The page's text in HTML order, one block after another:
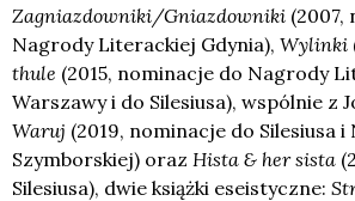
Zagniazdowniki/Gniazdowniki (2007,
Nagrody Literackiej Gdynia), Wylinki
thule (2015, nominacje do Nagrody
Warszawy i do Silesiusa), wspólnie z
Waruj (2019, nominacje do Silesiusa i
Szymborskiej) oraz Hista & her sista
Silesiusa), dwie książki eseistyczne: